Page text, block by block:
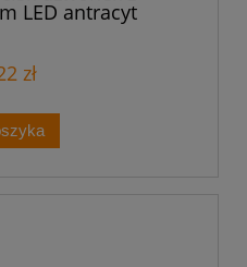
LED antracyt
zł